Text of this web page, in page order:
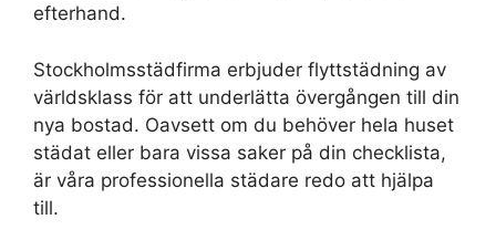
efterhand.
Stockholmsstädfirma erbjuder flyttstädning av
världsklass för att underlätta övergången till din
nya bostad. Oavsett om du behöver hela huset
städat eller bara vissa saker på din checklista,
är våra professionella städare redo att hjälpa
till.